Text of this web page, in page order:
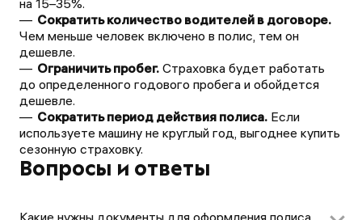
на 15–35%.
Сократить количество водителей в договоре.
Чем меньше человек включено в полис, тем он
дешевле.
Ограничить пробег. Страховка будет работать
до определенного годового пробега и обойдется
дешевле.
Сократить период действия полиса. Если
используете машину не круглый год, выгоднее купить
сезонную страховку.
Вопросы и ответы
Какие нужны документы для оформления полиса